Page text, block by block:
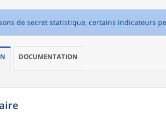
de secret statistique, certains indicateurs
DOCUMENTATION